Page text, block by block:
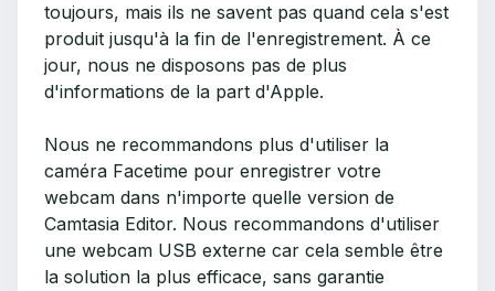
toujours, mais ils ne savent pas quand cela s'est
produit jusqu'à la fin de l'enregistrement. À ce
jour, nous ne disposons pas de plus
d'informations de la part d'Apple.
Nous ne recommandons plus d'utiliser la
caméra Facetime pour enregistrer votre
webcam dans n'importe quelle version de
Camtasia Editor. Nous recommandons d'utiliser
une webcam USB externe car cela semble être
la solution la plus efficace, sans garantie